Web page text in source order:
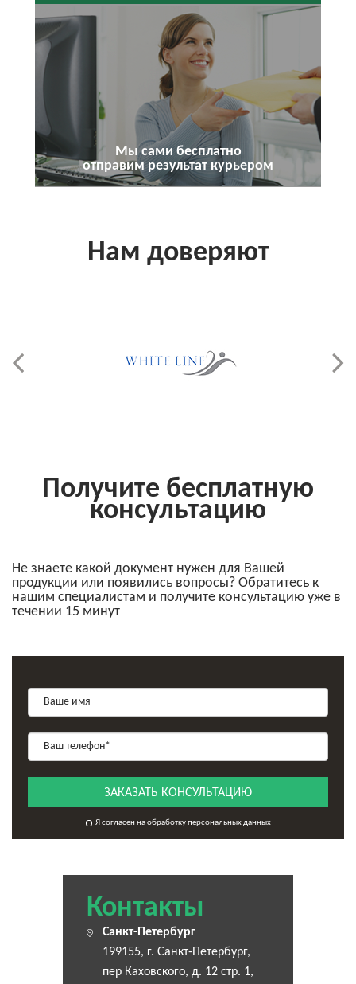
Мы сами бесплатно
отправим результат курьером
Нам доверяют
Получите бесплатную
консультацию
Не знаете какой документ нужен для Вашей
продукции или появились вопросы? Обратитесь к
нашим специалистам и получите консультацию уже в
течении 15 минут
ЗАКАЗАТЬ КОНСУЛЬТАЦИЮ
Я согласен на обработку персональных данных
Контакты
Санкт-Петербург
199155, г. Санкт-Петербург,
пер Каховского, д. 12 стр. 1,